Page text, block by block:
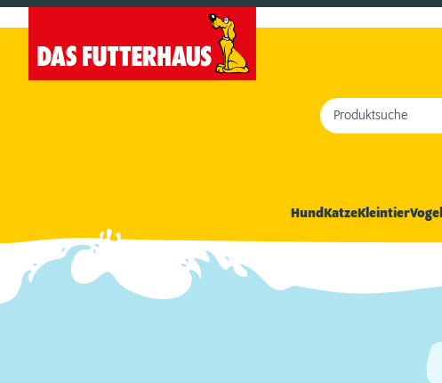
Produktsuche
HundKatzeKleintierVogel